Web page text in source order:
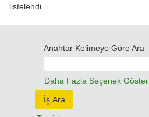
listelendi.
Anahtar Kelimeye Göre Ara
Daha Fazla Seçenek Göster